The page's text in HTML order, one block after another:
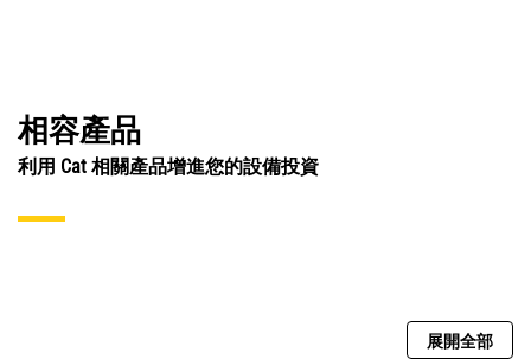
相容產品
利用 Cat 相關產品增進您的設備投資
展開全部